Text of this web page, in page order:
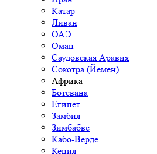
Катар
Ливан
ОАЭ
Оман
Саудовская Аравия
Сокотра (Йемен)
Африка
Ботсвана
Египет
Замбия
Зимбабве
Кабо-Верде
Кения